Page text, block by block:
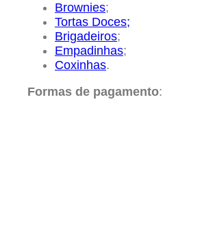
Brownies;
Tortas Doces;
Brigadeiros;
Empadinhas;
Coxinhas.
Formas de pagamento: